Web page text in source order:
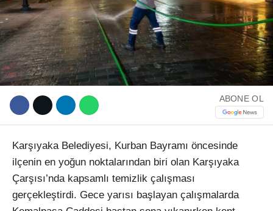
TikTok
ABONE OL
Karşıyaka Belediyesi, Kurban Bayramı öncesinde
ilçenin en yoğun noktalarından biri olan Karşıyaka
Çarşısı’nda kapsamlı temizlik çalışması
gerçekleştirdi. Gece yarısı başlayan çalışmalarda